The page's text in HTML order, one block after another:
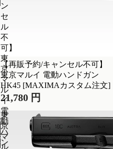
ン
セ
ル
不
可】
東
京
マ
ル
イ
電
動
ハ
ン
【再販予約/キャンセル不可】
東京マルイ 電動ハンドガン
HK45 [MAXIMAカスタム注文]
21,780 円
東
京
マ
ル